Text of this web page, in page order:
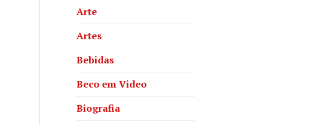
Arte
Artes
Bebidas
Beco em Video
Biografia